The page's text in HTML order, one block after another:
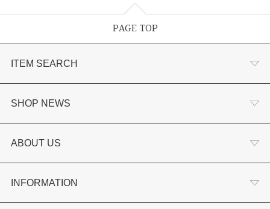
PAGE TOP
ITEM SEARCH
婚約指輪
結婚指輪
セットリング
SHOP NEWS
選ばれる理由まとめ
お客様の声
ABOUT US
会社概要
INFORMATION